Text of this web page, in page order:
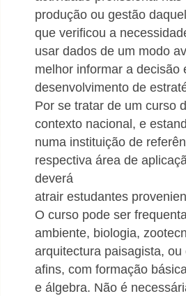
produção ou gestão
que verificou a
usar dados de um modo
melhor informar a decisão
desenvolvimento de
Por se tratar de um curso
contexto nacional, e
numa instituição de
respectiva área de
deverá
atrair estudantes
O curso pode ser
ambiente, biologia,
arquitectura paisagista, ou
afins, com formação
e álgebra. Não é